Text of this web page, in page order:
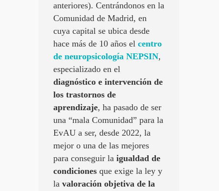
anteriores). Centrándonos en la
Comunidad de Madrid, en
cuya capital se ubica desde
hace más de 10 años el centro
de neuropsicología NEPSIN,
especializado en el
diagnóstico e intervención de
los trastornos de
aprendizaje, ha pasado de ser
una “mala Comunidad” para la
EvAU a ser, desde 2022, la
mejor o una de las mejores
para conseguir la igualdad de
condiciones que exige la ley y
la valoración objetiva de la